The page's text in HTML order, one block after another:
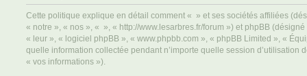
Cette politique explique en détail comment « » et ses sociétés affiliées
« notre », « nos », « », « http://www.lesarbres.fr/forum ») et phpBB
« leur », « logiciel phpBB », « www.phpbb.com », « phpBB Limited », «
quelle information collectée pendant n’importe quelle session d’utilisation
« vos informations »).